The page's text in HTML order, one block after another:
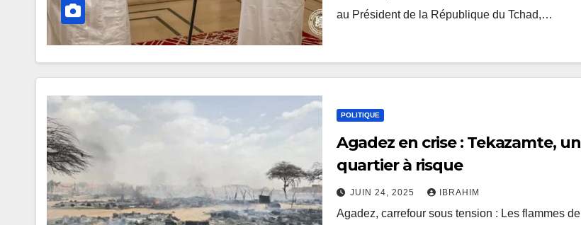
au Président de la République du Tchad,…
POLITIQUE
Agadez en crise : Tekazamte, un
quartier à risque
JUIN 24, 2025 IBRAHIM
Agadez, carrefour sous tension : Les flammes de